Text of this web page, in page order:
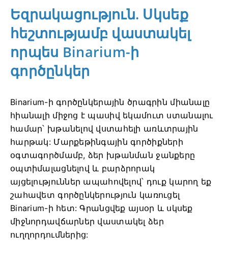
Եզրակացություն. Սկսեք
հեշտությամբ վաստակել
որպես Binarium-ի
գործընկեր
Binarium-ի գործընկերային ծրագրին միանալը
հիանալի միջոց է պասիվ եկամուտ ստանալու
համար՝ խթանելով վստահելի առևտրային
հարթակ: Մարքեթինգային գործիքների
օգտագործմամբ, ձեր խթանման ջանքերը
օպտիմալացնելով և բարձրորակ
այցելություններ ապահովելով՝ դուք կարող եք
շահավետ գործընկերություն կառուցել
Binarium-ի հետ: Գրանցվեք այսօր և սկսեք
միջնորդավճարներ վաստակել ձեր
ուղղորդումներից: